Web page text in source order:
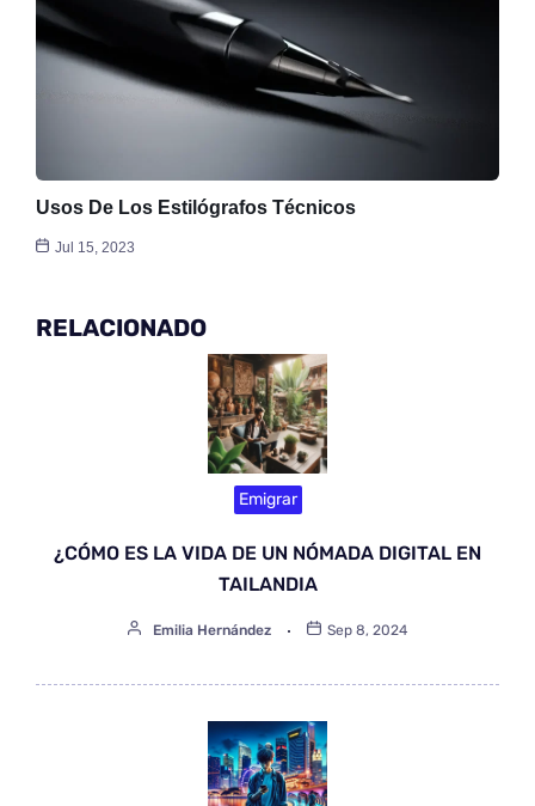
Usos De Los Estilógrafos Técnicos
Jul 15, 2023
RELACIONADO
Emigrar
¿CÓMO ES LA VIDA DE UN NÓMADA DIGITAL EN
TAILANDIA
Emilia Hernández Sep 8, 2024